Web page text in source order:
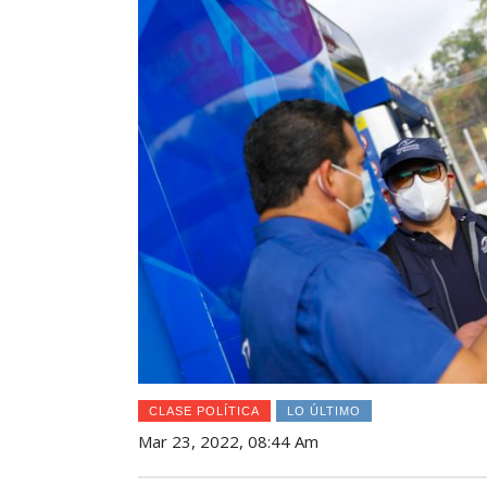
CLASE POLÍTICA LO ÚLTIMO
Mar 23, 2022, 08:44 Am